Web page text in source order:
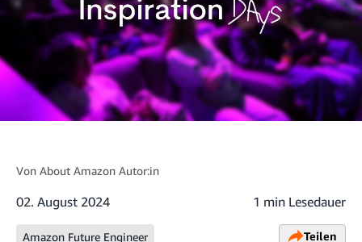
Von About Amazon Autor:in
02. August 2024 1 min Lesedauer
Amazon Future Engineer Teilen